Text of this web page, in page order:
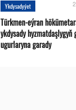
Ykdysadyýet
Türkmen-eýran
ykdysady
ugurlaryna garady